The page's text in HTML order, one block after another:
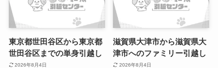
東京都世田谷区から東京都
世田谷区までの単身引越し
2026年8月4日
滋賀県大津市から滋賀県大
津市へのファミリー引越し
2026年8月4日